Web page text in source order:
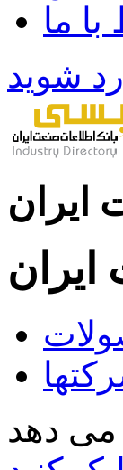
با ما
ایران